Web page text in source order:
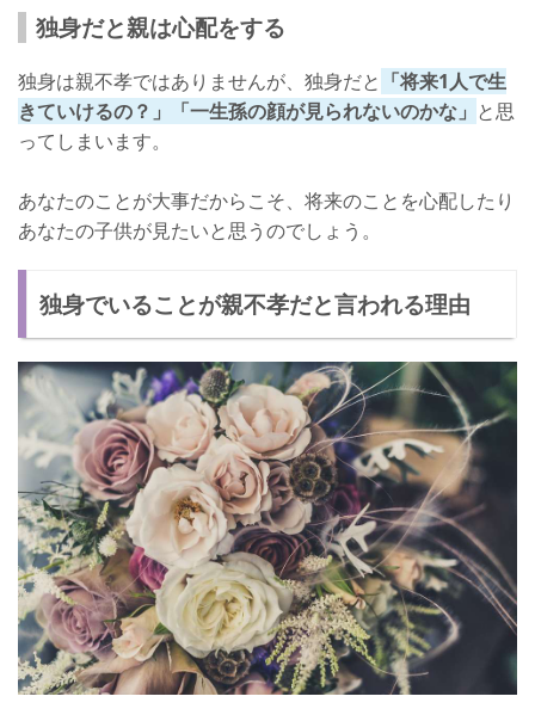
独身だと親は心配をする
独身は親不孝ではありませんが、独身だと 「将来1人で生
きていけるの？」「一生孫の顔が見られないのかな」 と思
ってしまいます。
あなたのことが大事だからこそ、将来のことを心配したり
あなたの子供が見たいと思うのでしょう。
独身でいることが親不孝だと言われる理由